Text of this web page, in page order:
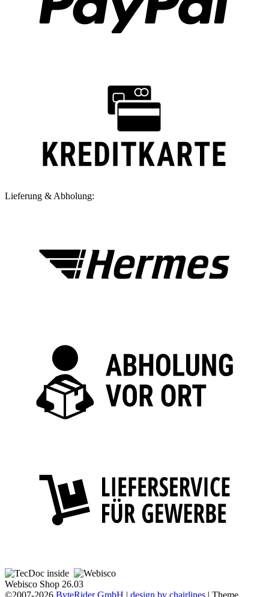
Lieferung & Abholung:
Webisco Shop 26.03
©2007-2026 ByteRider GmbH | design by chairlines | Theme